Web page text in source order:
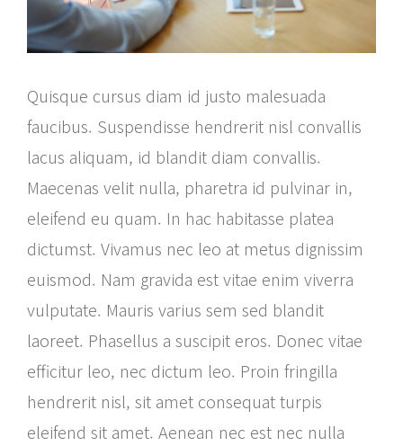
Quisque cursus diam id justo malesuada
faucibus. Suspendisse hendrerit nisl convallis
lacus aliquam, id blandit diam convallis.
Maecenas velit nulla, pharetra id pulvinar in,
eleifend eu quam. In hac habitasse platea
dictumst. Vivamus nec leo at metus dignissim
euismod. Nam gravida est vitae enim viverra
vulputate. Mauris varius sem sed blandit
laoreet. Phasellus a suscipit eros. Donec vitae
efficitur leo, nec dictum leo. Proin fringilla
hendrerit nisl, sit amet consequat turpis
eleifend sit amet. Aenean nec est nec nulla